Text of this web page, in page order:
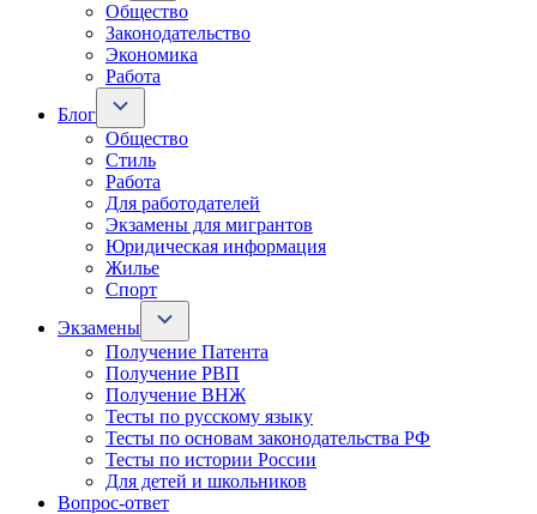
Общество
Законодательство
Экономика
Работа
Блог
Общество
Стиль
Работа
Для работодателей
Экзамены для мигрантов
Юридическая информация
Жилье
Спорт
Экзамены
Получение Патента
Получение РВП
Получение ВНЖ
Тесты по русскому языку
Тесты по основам законодательства РФ
Тесты по истории России
Для детей и школьников
Вопрос-ответ